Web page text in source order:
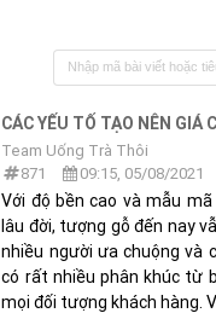
CÁC YẾU TỐ TẠO NÊN GIÁ
Team Uống Trà Thôi
871
09:15, 05/08/2021
Với độ bền cao và mẫu
lâu đời, tượng gỗ đến nay
nhiều người ưa chuộng và
có rất nhiều phân khúc từ
mọi đối tượng khách hàng.